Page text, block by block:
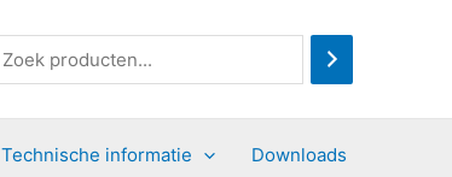
Technische informatie Downloads